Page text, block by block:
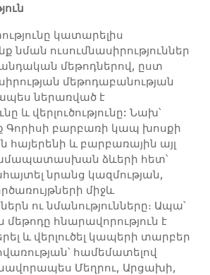
կատարելիս
նման ուսումնասիրություններ
մեթոդներով, ըստ
մեթոդաբանության
ներառված է
և վերլուծությունը: Նախ՝
Գորիսի բարբառի կապ խոսքի
հայերենի և բարբառային այլ
ձևերի հետ՝
նրանց կազմության,
միջև
ու նմանությունները։ Ապա՝
հնարավորություն է
և վերլուծել կապերի տարբեր
համեմատելով
Մեղրու, Արցախի,